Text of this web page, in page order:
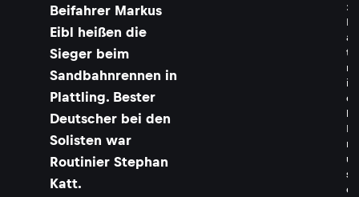
Beifahrer Markus
Eibl heißen die
Sieger beim
Sandbahnrennen in
Plattling. Bester
Deutscher bei den
Solisten war
Routinier Stephan
Katt.
:
P
a
t
r
i
c
k
K
r
u
s
e